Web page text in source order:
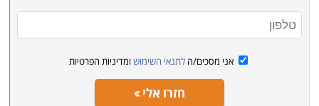
אני מסכים/ה לתנאי השימוש ומדיניות הפרטיות
חזרו אלי